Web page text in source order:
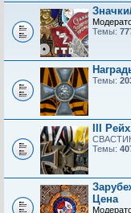
Темы:
Темы:
III
Темы:
Цена